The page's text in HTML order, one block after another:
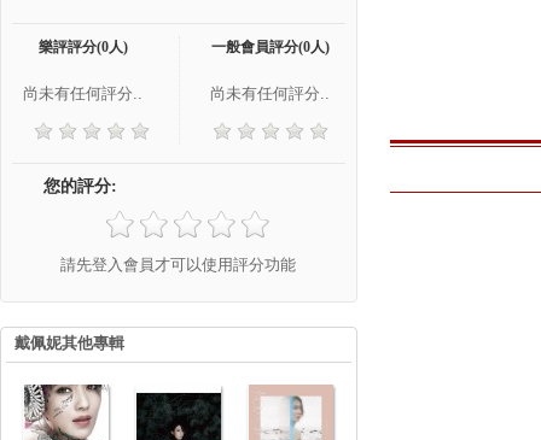
樂評評分(0人)
尚未有任何評分..
一般會員評分(0人)
尚未有任何評分..
您的評分:
請先登入會員才可以使用評分功能
戴佩妮其他專輯